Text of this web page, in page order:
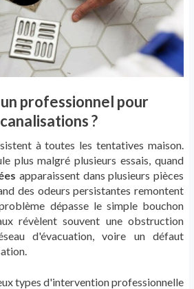
professionnel pour
?
à toutes les tentatives maison.
plus malgré plusieurs essais, quand
apparaissent dans plusieurs pièces
des odeurs persistantes remontent
dépasse le simple bouchon
révèlent souvent une obstruction
d'évacuation, voire un défaut
types d'intervention professionnelle